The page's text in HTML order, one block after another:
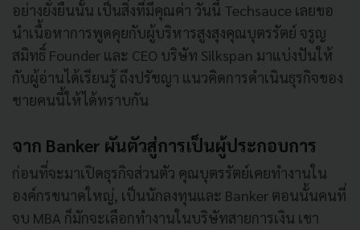
อย่างยั่งยืนนั้น เป็นสิ่งที่มีคุณค่า วันนี้ Techsauce เลยขอ
นำเนื้อหาการพูดคุยกับผู้บริหารสูงสุงคุณบุตรรัตย์ จรูญ
สมิทธิ์ Founder และ CEO บริษัท Silkspan มาแบ่งปันให้
กับผู้อ่านได้เรียนรู้ ถึงปรัชญา แนวคิดการดำเนินธุรกิจของ
ชายคนนี้ให้ได้ทราบกัน
จาก Banker ผันตัวสู่การเป็นผู้ประกอบการ
ก่อนที่จะมาเปิดธุรกิจส่วนตัว คุณบุตรรัตย์เคยทำงานใน
องค์กรขนาดใหญ่, เป็นนักลงทุนและ Banker ตอนนั้นคนที่
จบ MBA ก็มักจะเลือกทำงานในบริษัทสายการเงิน เขา